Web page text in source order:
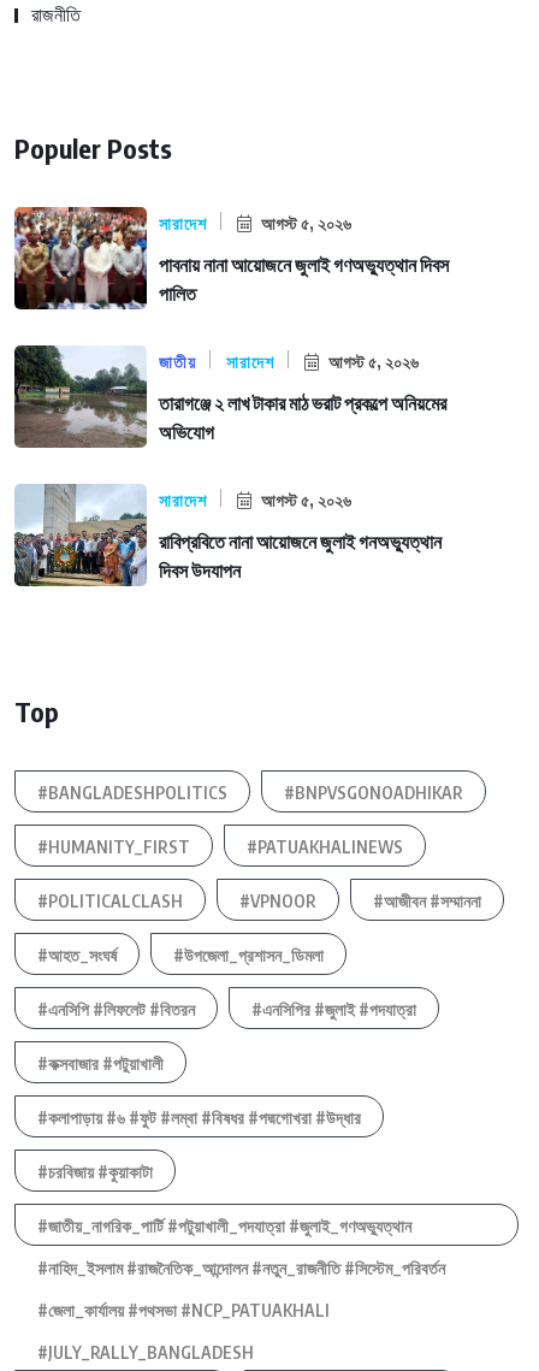
রাজনীতি
Populer Posts
সারাদেশ আগস্ট ৫, ২০২৬
পাবনায় নানা আয়োজনে জুলাই গণঅভ্যুত্থান দিবস
পালিত
জাতীয় সারাদেশ আগস্ট ৫, ২০২৬
তারাগঞ্জে ২ লাখ টাকার মাঠ ভরাট প্রকল্পে অনিয়মের
অভিযোগ
সারাদেশ আগস্ট ৫, ২০২৬
রাবিপ্রবিতে নানা আয়োজনে জুলাই গনঅভ্যুত্থান
দিবস উদযাপন
Top
#BANGLADESHPOLITICS #BNPVSGONOADHIKAR
#HUMANITY_FIRST #PATUAKHALINEWS
#POLITICALCLASH #VPNOOR #আজীবন #সম্মাননা
#আহত_সংঘর্ষ #উপজেলা_প্রশাসন_ডিমলা
#এনসিপি #লিফলেট #বিতরন #এনসিপির #জুলাই #পদযাত্রা
#কক্সবাজার #পটুয়াখালী
#কলাপাড়ায় #৬ #ফুট #লম্বা #বিষধর #পদ্মগোখরা #উদ্ধার
#চরবিজায় #কুয়াকাটা
#জাতীয়_নাগরিক_পার্টি #পটুয়াখালী_পদযাত্রা #জুলাই_গণঅভ্যুত্থান
#নাহিদ_ইসলাম #রাজনৈতিক_আন্দোলন #নতুন_রাজনীতি #সিস্টেম_পরিবর্তন
#জেলা_কার্যালয় #পথসভা #NCP_PATUAKHALI
#JULY_RALLY_BANGLADESH